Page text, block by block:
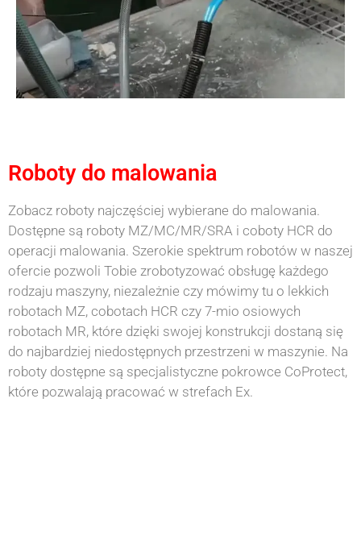
Roboty do malowania
Zobacz roboty najczęściej wybierane do malowania.
Dostępne są roboty MZ/MC/MR/SRA i coboty HCR do
operacji malowania. Szerokie spektrum robotów w naszej
ofercie pozwoli Tobie zrobotyzować obsługę każdego
rodzaju maszyny, niezależnie czy mówimy tu o lekkich
robotach MZ, cobotach HCR czy 7-mio osiowych
robotach MR, które dzięki swojej konstrukcji dostaną się
do najbardziej niedostępnych przestrzeni w maszynie. Na
roboty dostępne są specjalistyczne pokrowce CoProtect,
które pozwalają pracować w strefach Ex.